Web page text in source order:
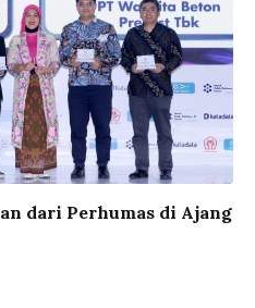
dari Perhumas di Ajang